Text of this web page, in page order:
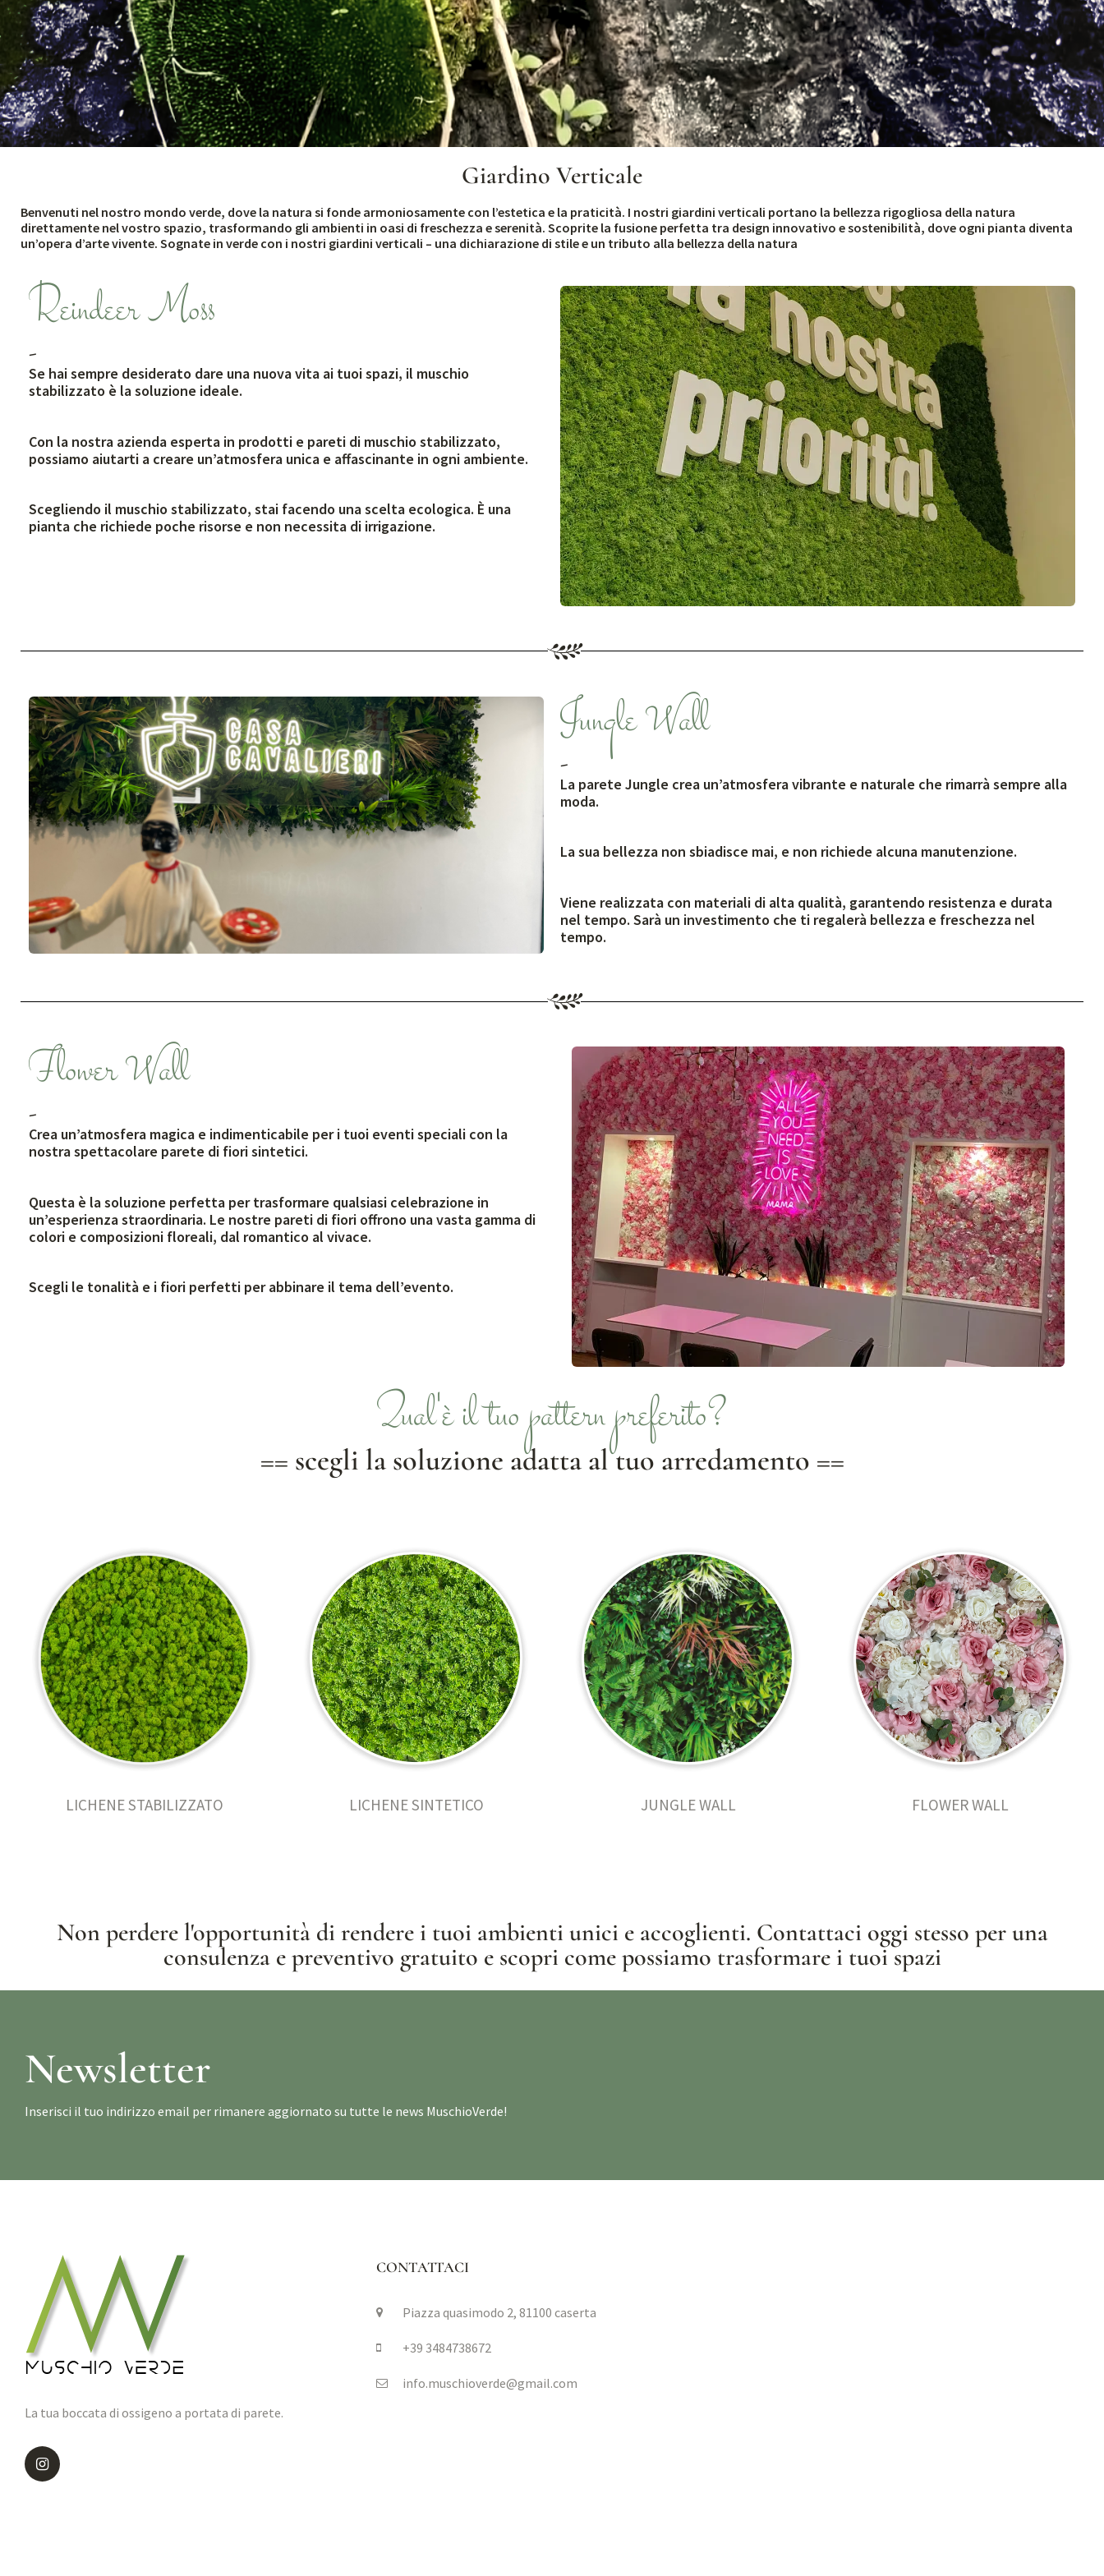
Giardino Verticale
Benvenuti nel nostro mondo verde, dove la natura si fonde armoniosamente con l’estetica e la praticità. I nostri giardini verticali portano la bellezza rigogliosa della natura
direttamente nel vostro spazio, trasformando gli ambienti in oasi di freschezza e serenità. Scoprite la fusione perfetta tra design innovativo e sostenibilità, dove ogni pianta diventa
un’opera d’arte vivente. Sognate in verde con i nostri giardini verticali – una dichiarazione di stile e un tributo alla bellezza della natura
Reindeer Moss
-
Se hai sempre desiderato dare una nuova vita ai tuoi spazi, il muschio
stabilizzato è la soluzione ideale.
Con la nostra azienda esperta in prodotti e pareti di muschio stabilizzato,
possiamo aiutarti a creare un’atmosfera unica e affascinante in ogni ambiente.
Scegliendo il muschio stabilizzato, stai facendo una scelta ecologica. È una
pianta che richiede poche risorse e non necessita di irrigazione.
Jungle Wall
-
La parete Jungle crea un’atmosfera vibrante e naturale che rimarrà sempre alla
moda.
La sua bellezza non sbiadisce mai, e non richiede alcuna manutenzione.
Viene realizzata con materiali di alta qualità, garantendo resistenza e durata
nel tempo. Sarà un investimento che ti regalerà bellezza e freschezza nel
tempo.
Flower Wall
-
Crea un’atmosfera magica e indimenticabile per i tuoi eventi speciali con la
nostra spettacolare parete di fiori sintetici.
Questa è la soluzione perfetta per trasformare qualsiasi celebrazione in
un’esperienza straordinaria. Le nostre pareti di fiori offrono una vasta gamma di
colori e composizioni floreali, dal romantico al vivace.
Scegli le tonalità e i fiori perfetti per abbinare il tema dell’evento.
Qual'è il tuo pattern preferito?
== scegli la soluzione adatta al tuo arredamento ==
LICHENE STABILIZZATO LICHENE SINTETICO JUNGLE WALL FLOWER WALL
Non perdere l'opportunità di rendere i tuoi ambienti unici e accoglienti. Contattaci oggi stesso per una
consulenza e preventivo gratuito e scopri come possiamo trasformare i tuoi spazi
Newsletter
Inserisci il tuo indirizzo email per rimanere aggiornato su tutte le news MuschioVerde!
La tua boccata di ossigeno a portata di parete.
CONTATTACI
Piazza quasimodo 2, 81100 caserta
+39 3484738672
info.muschioverde@gmail.com